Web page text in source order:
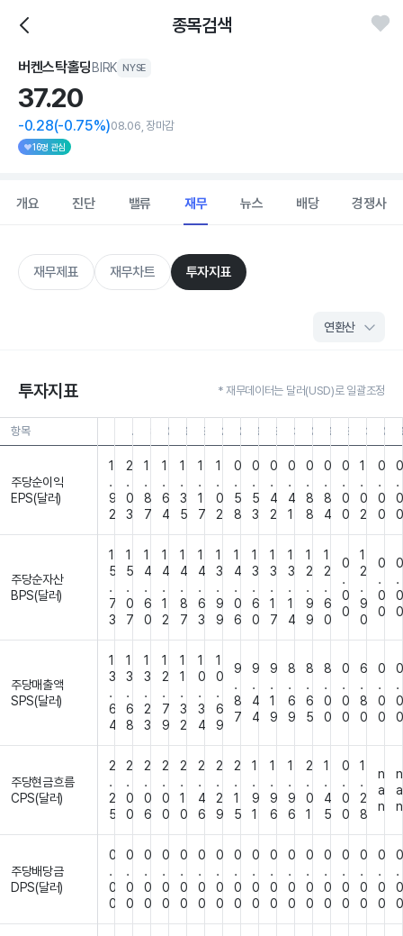
종목검색
버켄스탁홀딩BIRK NYSE
37.20
-0.28(-0.75%)08.06, 장마감
16명 관심
개요 진단 밸류 재무 뉴스 배당 경쟁사
재무제표 재무차트 투자지표
투자지표 * 재무데이터는 달러(USD)로 일괄조정
항목 26.03.3125.12.3125.09.30
25.06.3025.03.3124.12.31
24.09.30
24.06.3024.03.3123.12.31
23.09.30
23.06.3023.03.3122.12.31
주당순이익
EPS(달러)
1
.
9
2
2
.
0
3
1
.
8
7
1
.
6
4
1
.
3
5
1
.
1
7
1
.
0
2
0
.
5
8
0
.
5
3
0
.
4
2
0
.
4
1
0
.
8
8
0
.
8
4
0
.
0
0
1
.
0
2
0
.
0
0
0
.
0
0
주당순자산
BPS(달러)
1
5
.
7
3
1
5
.
0
7
1
4
.
6
0
1
4
.
1
2
1
4
.
8
7
1
4
.
6
3
1
3
.
9
9
1
4
.
0
6
1
3
.
6
0
1
3
.
1
7
1
3
.
1
4
1
2
.
9
9
1
2
.
6
0
0
.
0
0
1
2
.
9
0
0
.
0
0
0
.
0
0
주당매출액
SPS(달러)
1
3
.
6
4
1
3
.
6
8
1
3
.
2
3
1
2
.
7
9
1
1
.
3
2
1
0
.
3
4
1
0
.
6
9
9
.
8
7
9
.
4
4
9
.
1
9
8
.
6
9
8
.
6
5
8
.
0
0
0
.
0
0
6
.
8
0
0
.
0
0
0
.
0
0
주당현금흐름
CPS(달러)
2
.
2
5
2
.
0
0
2
.
0
6
2
.
0
0
2
.
1
0
2
.
4
6
2
.
2
9
2
.
1
5
1
.
9
1
1
.
9
6
1
.
9
6
2
.
0
1
1
.
4
5
0
.
0
0
1
.
2
8
n
a
n
n
a
n
주당배당금
DPS(달러)
0
.
0
0
0
.
0
0
0
.
0
0
0
.
0
0
0
.
0
0
0
.
0
0
0
.
0
0
0
.
0
0
0
.
0
0
0
.
0
0
0
.
0
0
0
.
0
0
0
.
0
0
0
.
0
0
0
.
0
0
0
.
0
0
0
.
0
0